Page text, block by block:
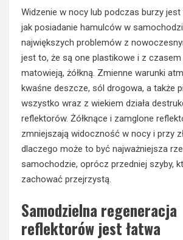
Widzenie w nocy lub podczas burzy
jak posiadanie hamulców w
największych problemów z
jest to, że są one plastikowe i z czasem
matowieją, żółkną. Zmienne warunki
kwaśne deszcze, sól drogowa, a także
wszystko wraz z wiekiem działa
reflektorów. Żółknące i zamglone
zmniejszają widoczność w nocy i przy
dlaczego może to być najważniejsza
samochodzie, oprócz przedniej szyby,
zachować przejrzystą.
Samodzielna regeneracja
reflektorów jest łatwa